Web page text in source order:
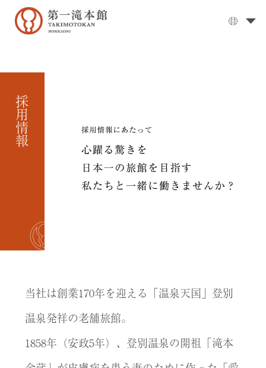
Bath
Cuisine
Rooms
Activities
visits
Options
Online
Rooms
History
採用情報
当社は創業170年を迎える「温泉天国」登別
温泉発祥の老舗旅館。
1858年（安政5年）、登別温泉の開祖「滝本